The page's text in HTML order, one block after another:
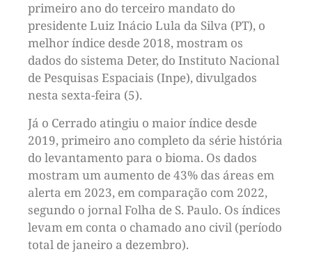
primeiro ano do terceiro mandato do
presidente Luiz Inácio Lula da Silva (PT), o
melhor índice desde 2018, mostram os
dados do sistema Deter, do Instituto Nacional
de Pesquisas Espaciais (Inpe), divulgados
nesta sexta-feira (5).
Já o Cerrado atingiu o maior índice desde
2019, primeiro ano completo da série história
do levantamento para o bioma. Os dados
mostram um aumento de 43% das áreas em
alerta em 2023, em comparação com 2022,
segundo o jornal Folha de S. Paulo. Os índices
levam em conta o chamado ano civil (período
total de janeiro a dezembro).